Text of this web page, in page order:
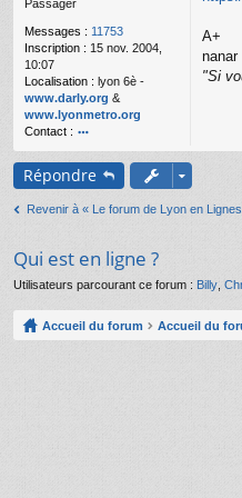
Passager
Messages : 11753
Inscription : 15 nov. 2004,
10:07
Localisation : lyon 6è -
www.darly.org &
www.lyonmetro.org
Contact :
o
nt
ac
r
n
ar
g
n
o
n
A+
nanar
"Si
Répondre
Revenir à « Le forum de Lyon en
Qui est en ligne ?
Utilisateurs parcourant ce forum : Billy
Accueil du forum Accueil du